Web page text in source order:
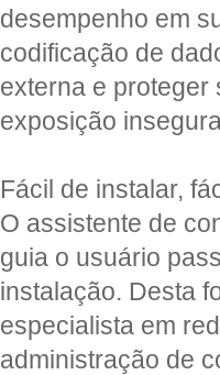
desempenho em
codificação de
externa e proteger
exposição
Fácil de instalar,
O assistente de
guia o usuário
instalação. Desta
especialista em
administração de